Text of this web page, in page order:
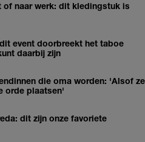
of naar werk: dit kledingstuk is
event doorbreekt het taboe
daarbij zijn
die oma worden: 'Alsof ze
orde plaatsen'
dit zijn onze favoriete